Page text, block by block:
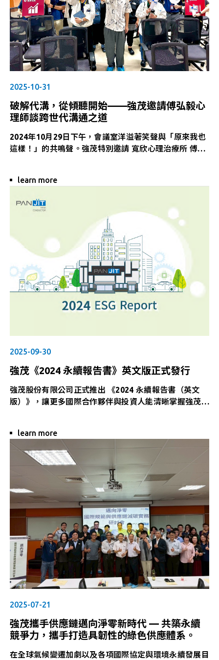
2025-10-31
破解代溝，從傾聽開始——強茂邀請傅弘毅心
理師談跨世代溝通之道
2024年10月29日下午，會議室洋溢著笑聲與「原來我也
這樣！」的共鳴聲。強茂特別邀請 寬欣心理治療所 傅弘
的心靈練習。
learn more
2025-09-30
強茂《2024 永續報告書》英文版正式發行
強茂股份有限公司正式推出 《2024 永續報告書（英文
版）》，讓更多國際合作夥伴與投資人能清晰掌握強茂的
learn more
2025-07-21
強茂攜手供應鏈邁向淨零新時代 — 共築永續
競爭力，攜手打造具韌性的綠色供應體系。
在全球氣候變遷加劇以及各項國際協定與環境永續發展目